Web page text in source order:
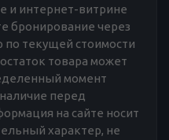
и интернет-витрине
бронирование через
по текущей стоимости
товара может
момент
перед
на сайте носит
характер, не